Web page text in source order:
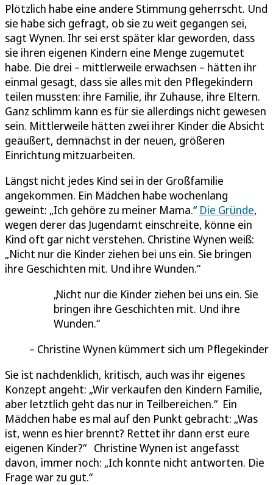
Plötzlich habe eine andere Stimmung geherrscht. Und
sie habe sich gefragt, ob sie zu weit gegangen sei,
sagt Wynen. Ihr sei erst später klar geworden, dass
sie ihren eigenen Kindern eine Menge zugemutet
habe. Die drei – mittlerweile erwachsen – hätten ihr
einmal gesagt, dass sie alles mit den Pflegekindern
teilen mussten: ihre Familie, ihr Zuhause, ihre Eltern.
Ganz schlimm kann es für sie allerdings nicht gewesen
sein. Mittlerweile hätten zwei ihrer Kinder die Absicht
geäußert, demnächst in der neuen, größeren
Einrichtung mitzuarbeiten.
Längst nicht jedes Kind sei in der Großfamilie
angekommen. Ein Mädchen habe wochenlang
geweint: „Ich gehöre zu meiner Mama.“ Die Gründe,
wegen derer das Jugendamt einschreite, könne ein
Kind oft gar nicht verstehen. Christine Wynen weiß:
„Nicht nur die Kinder ziehen bei uns ein. Sie bringen
ihre Geschichten mit. Und ihre Wunden.“
Nicht nur die Kinder ziehen bei uns ein. Sie
bringen ihre Geschichten mit. Und ihre
Wunden.
Christine Wynen kümmert sich um Pflegekinder
Sie ist nachdenklich, kritisch, auch was ihr eigenes
Konzept angeht: „Wir verkaufen den Kindern Familie,
aber letztlich geht das nur in Teilbereichen.“ Ein
Mädchen habe es mal auf den Punkt gebracht: „Was
ist, wenn es hier brennt? Rettet ihr dann erst eure
eigenen Kinder?“ Christine Wynen ist angefasst
davon, immer noch: „Ich konnte nicht antworten. Die
Frage war zu gut.“